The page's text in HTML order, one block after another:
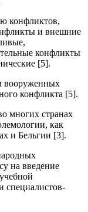
конфликтов,
и внешние
конфликты
[5].
вооруженных
конфликта [5].
многих странах
как
и Бельгии [3].
на введение
специалистов-